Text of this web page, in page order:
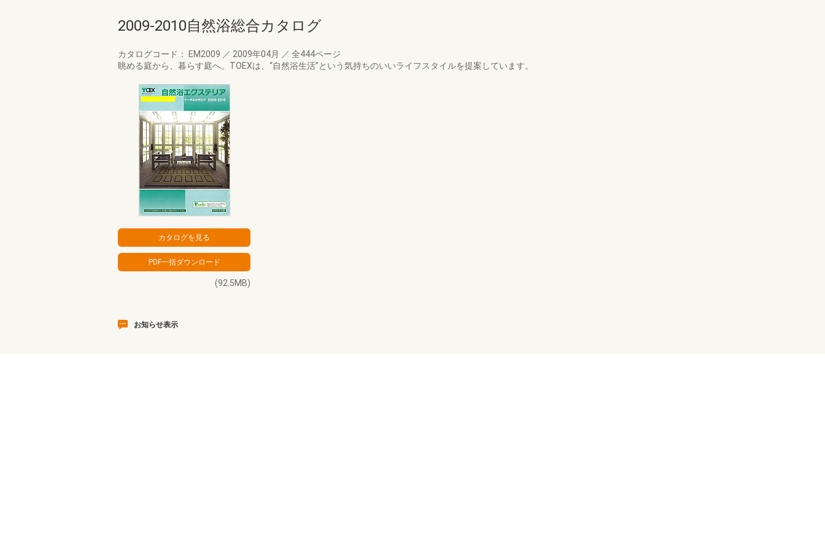
2009-2010自然浴総合カタログ
カタログコード： EM2009 ／ 2009年04月 ／ 全444ページ
眺める庭から、暮らす庭へ。TOEXは、“自然浴生活”という気持ちのいいライフスタイルを提案しています。
(92.5MB)
お知らせ表示